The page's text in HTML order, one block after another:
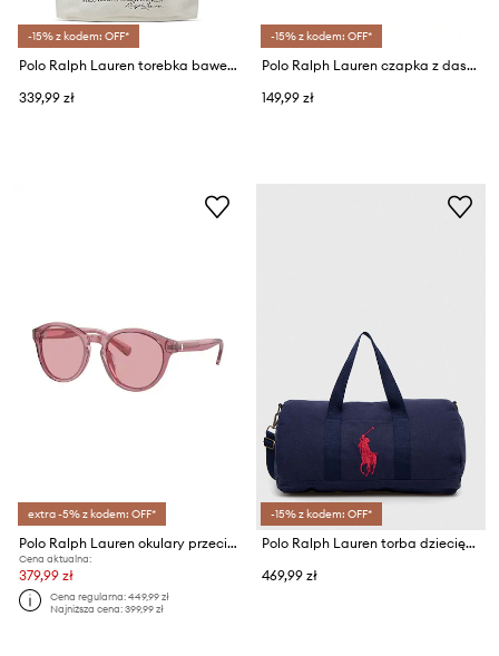
-15% z kodem: OFF*
Polo Ralph Lauren torebka bawełniana dziecięca
339,99 zł
-15% z kodem: OFF*
Polo Ralph Lauren czapka z daszkiem bawełniana dziecięca
149,99 zł
extra -5% z kodem: OFF*
Polo Ralph Lauren okulary przeciwsłoneczne dziecięce
Cena aktualna:
379,99 zł
Cena regularna:449,99 zł
Najniższa cena:399,99 zł
-15% z kodem: OFF*
Polo Ralph Lauren torba dziecięca
469,99 zł